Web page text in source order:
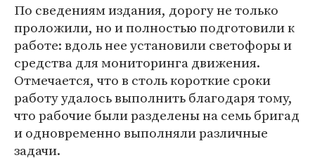
По сведениям издания, дорогу не только
проложили, но и полностью подготовили к
работе: вдоль нее установили светофоры и
средства для мониторинга движения.
Отмечается, что в столь короткие сроки
работу удалось выполнить благодаря тому,
что рабочие были разделены на семь бригад
и одновременно выполняли различные
задачи.